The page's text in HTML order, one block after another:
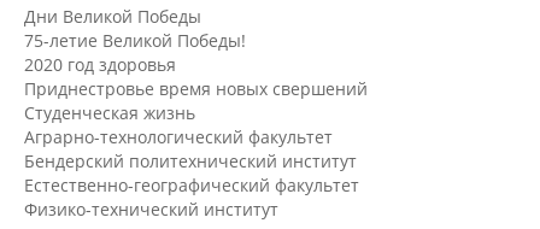
Дни Великой Победы
75-летие Великой Победы!
2020 год здоровья
Приднестровье время новых свершений
Студенческая жизнь
Аграрно-технологический факультет
Бендерский политехнический институт
Естественно-географический факультет
Физико-технический институт